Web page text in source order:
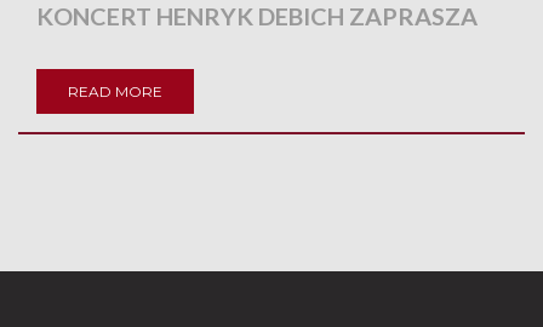
KONCERT HENRYK DEBICH ZAPRASZA
READ MORE